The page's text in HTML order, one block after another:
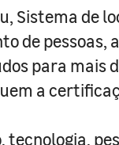
Sistema de
de pessoas,
para mais
a